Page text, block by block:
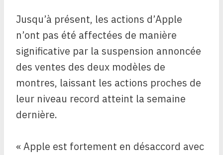
Jusqu’à présent, les actions d’Apple
n’ont pas été affectées de manière
significative par la suspension annoncée
des ventes des deux modèles de
montres, laissant les actions proches de
leur niveau record atteint la semaine
dernière.
« Apple est fortement en désaccord avec